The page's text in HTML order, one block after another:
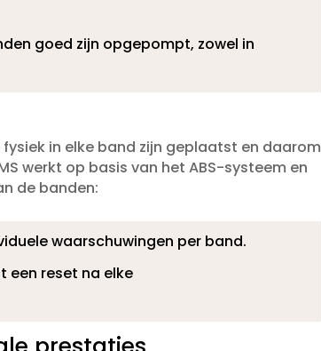
goed zijn opgepompt, zowel in
in elke band zijn geplaatst en daarom
werkt op basis van het ABS-systeem en
de banden:
waarschuwingen per band.​
een reset na elke